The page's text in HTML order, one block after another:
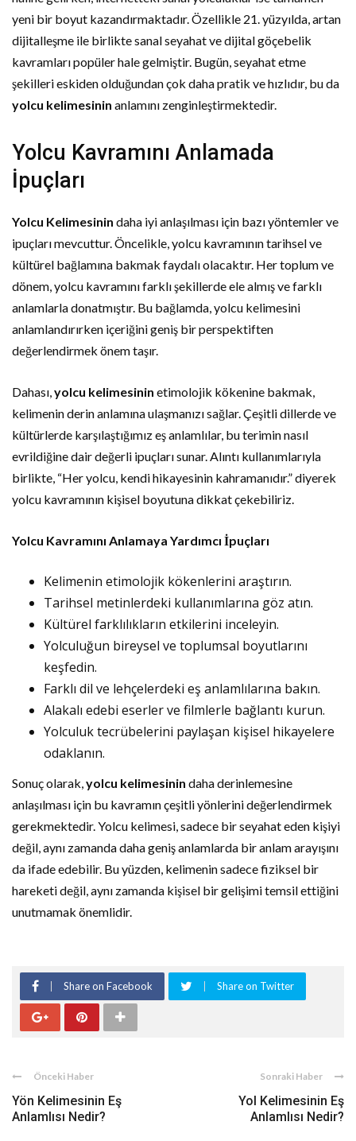
yeni bir boyut kazandırmaktadır. Özellikle 21. yüzyılda, artan
dijitalleşme ile birlikte sanal seyahat ve dijital göçebelik
kavramları popüler hale gelmiştir. Bugün, seyahat etme
şekilleri eskiden olduğundan çok daha pratik ve hızlıdır, bu da
yolcu kelimesinin anlamını zenginleştirmektedir.
Yolcu Kavramını Anlamada
İpuçları
Yolcu Kelimesinin daha iyi anlaşılması için bazı yöntemler ve
ipuçları mevcuttur. Öncelikle, yolcu kavramının tarihsel ve
kültürel bağlamına bakmak faydalı olacaktır. Her toplum ve
dönem, yolcu kavramını farklı şekillerde ele almış ve farklı
anlamlarla donatmıştır. Bu bağlamda, yolcu kelimesini
anlamlandırırken içeriğini geniş bir perspektiften
değerlendirmek önem taşır.
Dahası,yolcu kelimesinin etimolojik kökenine bakmak,
kelimenin derin anlamına ulaşmanızı sağlar. Çeşitli dillerde ve
kültürlerde karşılaştığımız eş anlamlılar, bu terimin nasıl
evrildiğine dair değerli ipuçları sunar. Alıntı kullanımlarıyla
birlikte, “Her yolcu, kendi hikayesinin kahramanıdır.” diyerek
yolcu kavramının kişisel boyutuna dikkat çekebiliriz.
Yolcu Kavramını Anlamaya Yardımcı İpuçları
Kelimenin etimolojik kökenlerini araştırın.
Tarihsel metinlerdeki kullanımlarına göz atın.
Kültürel farklılıkların etkilerini inceleyin.
Yolculuğun bireysel ve toplumsal boyutlarını
keşfedin.
Farklı dil ve lehçelerdeki eş anlamlılarına bakın.
Alakalı edebi eserler ve filmlerle bağlantı kurun.
Yolculuk tecrübelerini paylaşan kişisel hikayelere
odaklanın.
Sonuç olarak,yolcu kelimesinin daha derinlemesine
anlaşılması için bu kavramın çeşitli yönlerini değerlendirmek
gerekmektedir. Yolcu kelimesi, sadece bir seyahat eden kişiyi
değil, aynı zamanda daha geniş anlamlarda bir anlam arayışını
da ifade edebilir. Bu yüzden, kelimenin sadece fiziksel bir
hareketi değil, aynı zamanda kişisel bir gelişimi temsil ettiğini
unutmamak önemlidir.
Share on Facebook Share on Twitter
Önceki Haber
Yön Kelimesinin Eş
Anlamlısı Nedir?
Sonraki Haber
Yol Kelimesinin Eş
Anlamlısı Nedir?